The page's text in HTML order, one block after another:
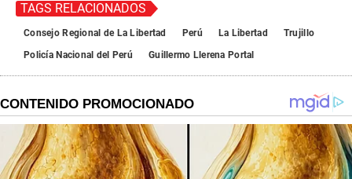
TAGS RELACIONADOS
Consejo Regional de La Libertad Perú La Libertad
Trujillo
Policía Nacional del Perú
Guillermo Llerena Portal